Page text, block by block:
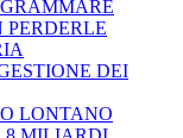
PERDERLE
DEI
LONTANO